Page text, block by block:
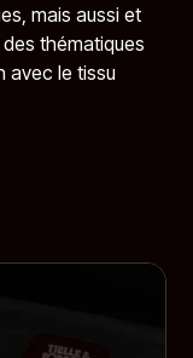
mais aussi et
thématiques
avec le tissu